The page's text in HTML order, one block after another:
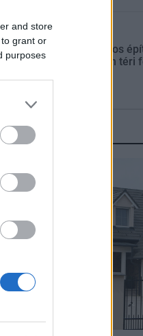
and store
grant or
purposes
Látványos
a Flórián téri
KIRAKAT